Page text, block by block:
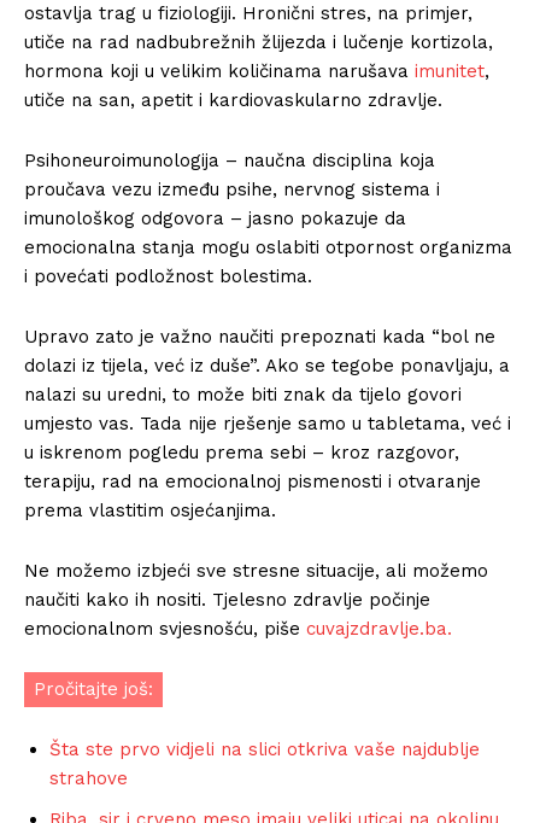
ostavlja trag u fiziologiji. Hronični stres, na primjer,
utiče na rad nadbubrežnih žlijezda i lučenje kortizola,
hormona koji u velikim količinama narušava imunitet,
utiče na san, apetit i kardiovaskularno zdravlje.
Psihoneuroimunologija – naučna disciplina koja
proučava vezu između psihe, nervnog sistema i
imunološkog odgovora – jasno pokazuje da
emocionalna stanja mogu oslabiti otpornost organizma
i povećati podložnost bolestima.
Upravo zato je važno naučiti prepoznati kada “bol ne
dolazi iz tijela, već iz duše”. Ako se tegobe ponavljaju, a
nalazi su uredni, to može biti znak da tijelo govori
umjesto vas. Tada nije rješenje samo u tabletama, već i
u iskrenom pogledu prema sebi – kroz razgovor,
terapiju, rad na emocionalnoj pismenosti i otvaranje
prema vlastitim osjećanjima.
Ne možemo izbjeći sve stresne situacije, ali možemo
naučiti kako ih nositi. Tjelesno zdravlje počinje
emocionalnom svjesnošću, piše cuvajzdravlje.ba.
Pročitajte još:
Šta ste prvo vidjeli na slici otkriva vaše najdublje
strahove